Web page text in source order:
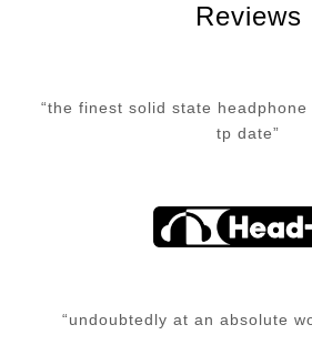
Reviews
“the finest solid state headphone
tp date”
“undoubtedly at an absolute